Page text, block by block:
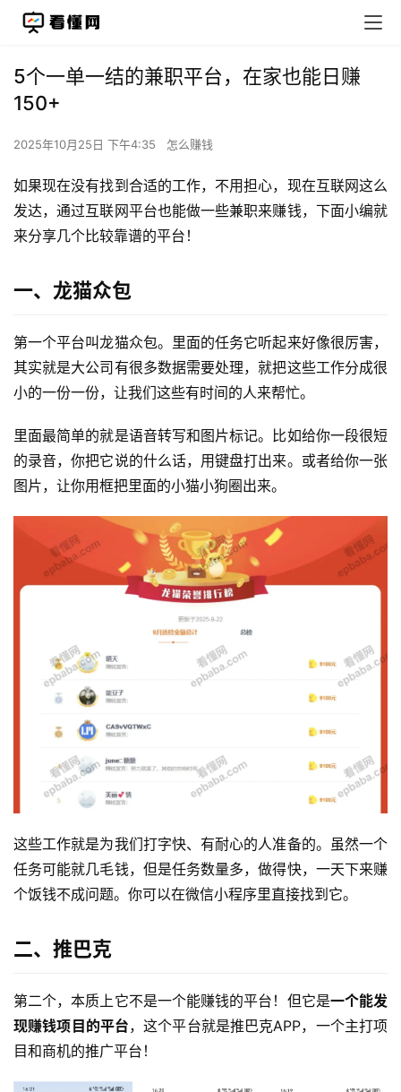
5个一单一结的兼职平台，在家也能日赚
150+
2025年10月25日 下午4:35 怎么赚钱
如果现在没有找到合适的工作，不用担心，现在互联网这么
发达，通过互联网平台也能做一些兼职来赚钱，下面小编就
来分享几个比较靠谱的平台！
一、龙猫众包
第一个平台叫龙猫众包。里面的任务它听起来好像很厉害，
其实就是大公司有很多数据需要处理，就把这些工作分成很
小的一份一份，让我们这些有时间的人来帮忙。
里面最简单的就是语音转写和图片标记。比如给你一段很短
的录音，你把它说的什么话，用键盘打出来。或者给你一张
图片，让你用框把里面的小猫小狗圈出来。
这些工作就是为我们打字快、有耐心的人准备的。虽然一个
任务可能就几毛钱，但是任务数量多，做得快，一天下来赚
个饭钱不成问题。你可以在微信小程序里直接找到它。
二、推巴克
第二个，本质上它不是一个能赚钱的平台！但它是一个能发
现赚钱项目的平台，这个平台就是推巴克APP，一个主打项
目和商机的推广平台！